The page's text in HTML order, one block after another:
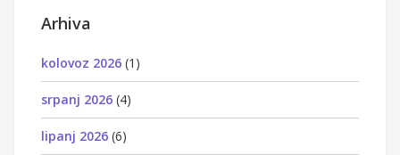
Arhiva
kolovoz 2026 (1)
srpanj 2026 (4)
lipanj 2026 (6)